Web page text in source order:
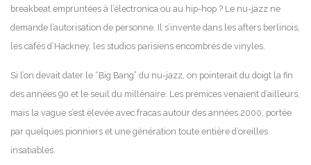
breakbeat empruntées à l’électronica ou au hip-hop ? Le nu-jazz ne
demande l’autorisation de personne. Il s’invente dans les afters berlinois,
les cafés d’Hackney, les studios parisiens encombrés de vinyles.
Si l’on devait dater le “Big Bang” du nu-jazz, on pointerait du doigt la fin
des années 90 et le seuil du millénaire. Les prémices venaient d’ailleurs,
mais la vague s’est élevée avec fracas autour des années 2000, portée
par quelques pionniers et une génération toute entière d’oreilles
insatiables.